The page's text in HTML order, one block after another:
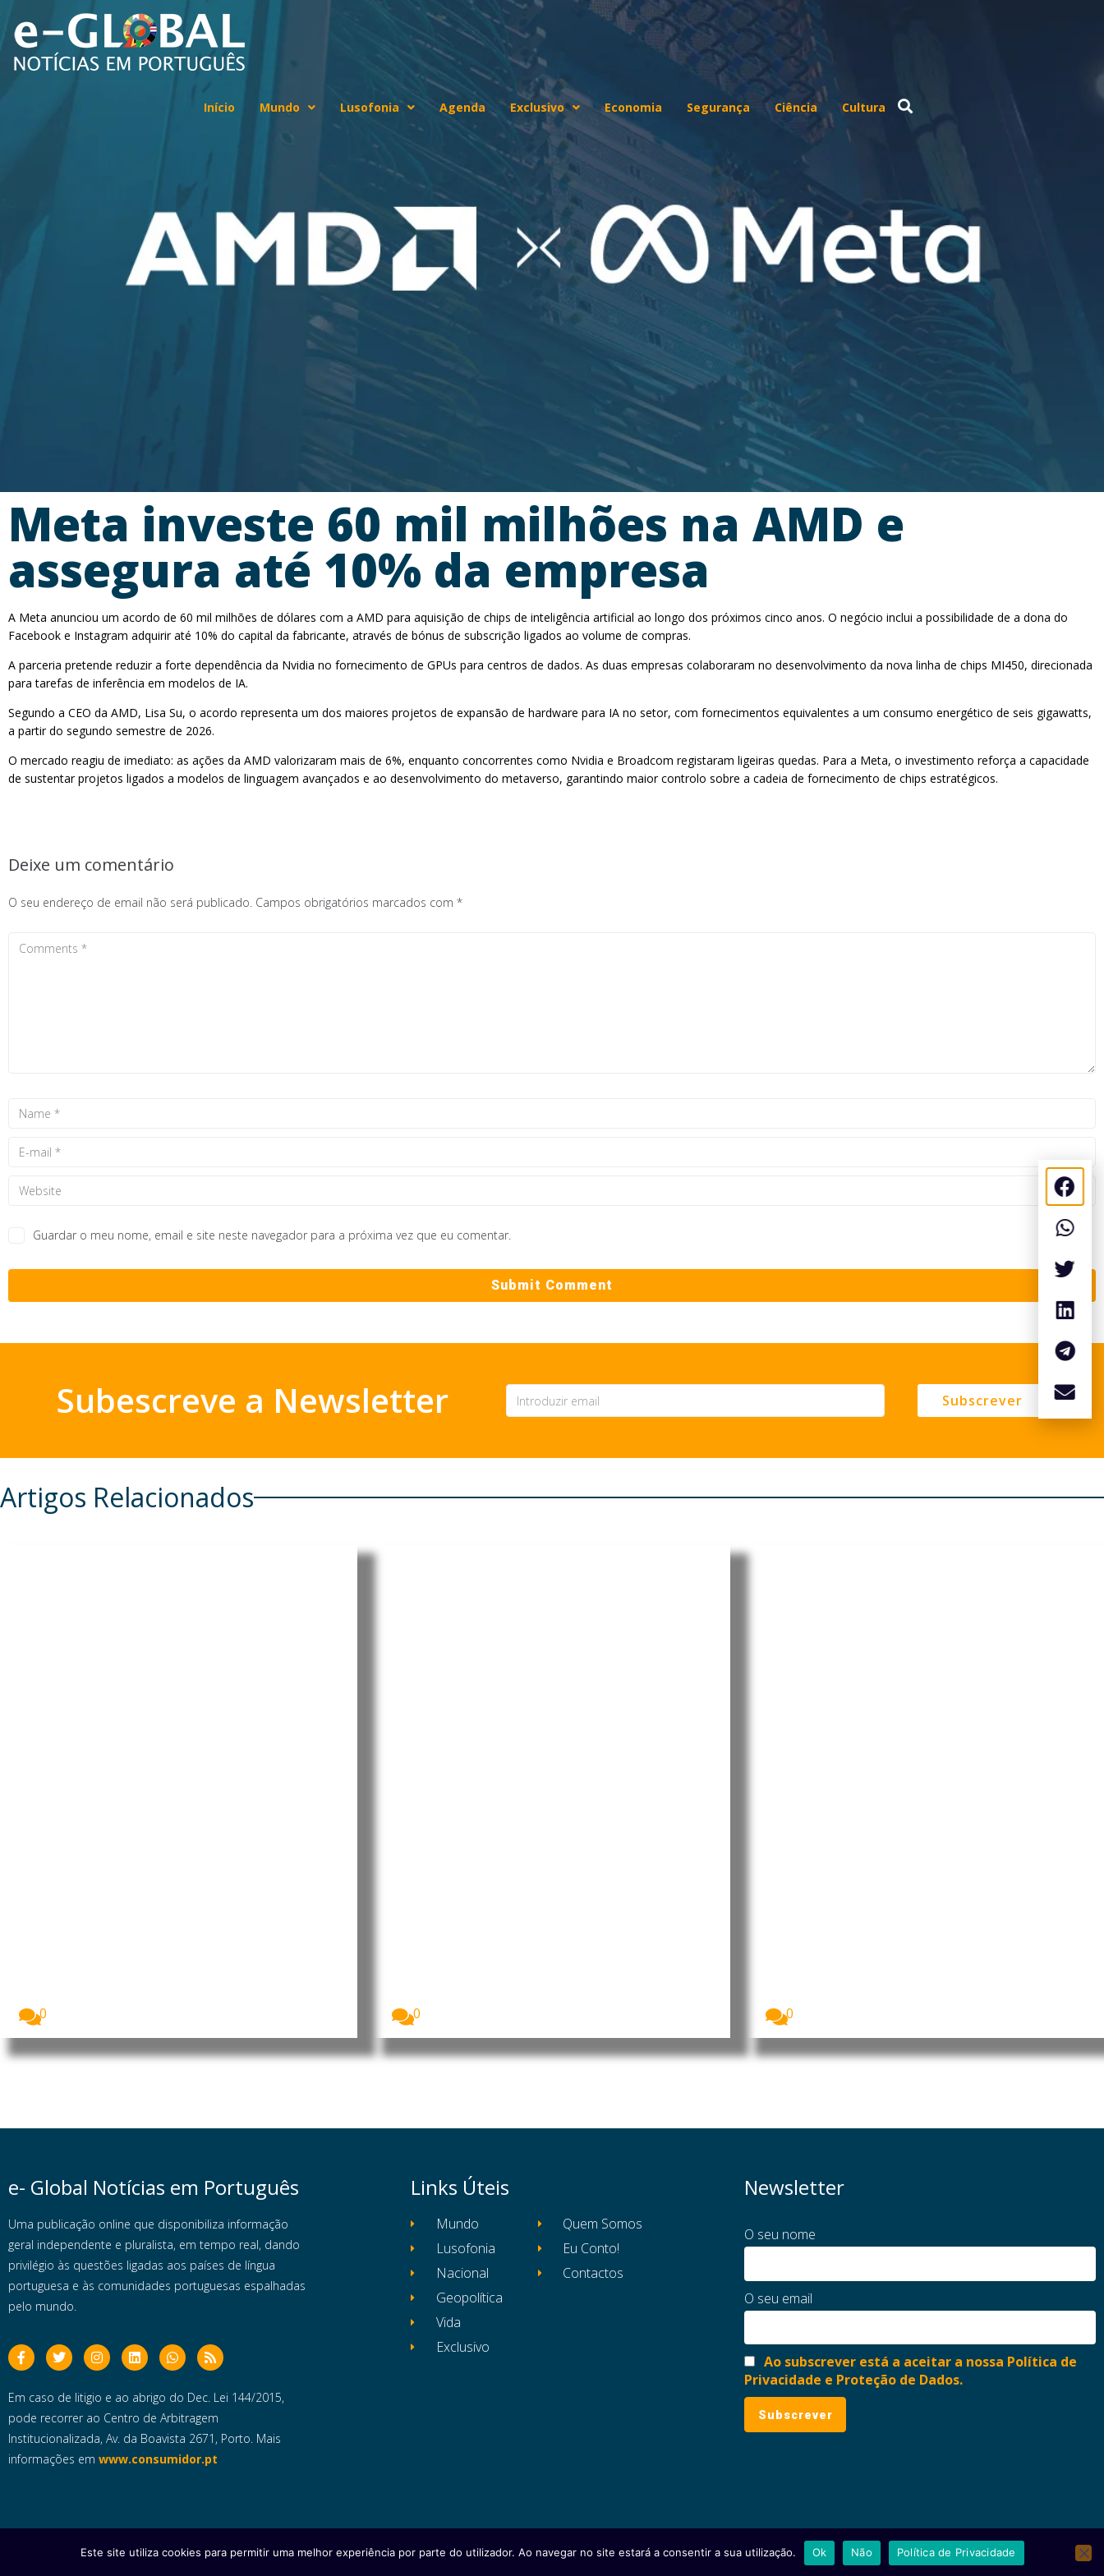
Início Mundo Lusofonia Agenda Exclusivo Economia Segurança Ciência Cultura
Meta investe 60 mil milhões na AMD e
assegura até 10% da empresa
A Meta anunciou um acordo de 60 mil milhões de dólares com a AMD para aquisição de chips de inteligência artificial ao longo dos próximos cinco anos. O negócio inclui a possibilidade de a dona do
Facebook e Instagram adquirir até 10% do capital da fabricante, através de bónus de subscrição ligados ao volume de compras.
A parceria pretende reduzir a forte dependência da Nvidia no fornecimento de GPUs para centros de dados. As duas empresas colaboraram no desenvolvimento da nova linha de chips MI450, direcionada
para tarefas de inferência em modelos de IA.
Segundo a CEO da AMD, Lisa Su, o acordo representa um dos maiores projetos de expansão de hardware para IA no setor, com fornecimentos equivalentes a um consumo energético de seis gigawatts,
a partir do segundo semestre de 2026.
O mercado reagiu de imediato: as ações da AMD valorizaram mais de 6%, enquanto concorrentes como Nvidia e Broadcom registaram ligeiras quedas. Para a Meta, o investimento reforça a capacidade
de sustentar projetos ligados a modelos de linguagem avançados e ao desenvolvimento do metaverso, garantindo maior controlo sobre a cadeia de fornecimento de chips estratégicos.
Deixe um comentário
O seu endereço de email não será publicado. Campos obrigatórios marcados com *
Guardar o meu nome, email e site neste navegador para a próxima vez que eu comentar.
Subescreve a Newsletter Subscrever
Artigos Relacionados
0
0
0
e- Global Notícias em Português
Uma publicação online que disponibiliza informação
geral independente e pluralista, em tempo real, dando
privilégio às questões ligadas aos países de língua
portuguesa e às comunidades portuguesas espalhadas
pelo mundo.
Em caso de litigio e ao abrigo do Dec. Lei 144/2015,
pode recorrer ao Centro de Arbitragem
Institucionalizada, Av. da Boavista 2671, Porto. Mais
informações em www.consumidor.pt
Links Úteis
Mundo
Lusofonia
Nacional
Geopolítica
Vida
Exclusivo
Quem Somos
Eu Conto!
Contactos
Newsletter
O seu nome
O seu email
Ao subscrever está a aceitar a nossa Política de
Privacidade e Proteção de Dados.
Copyright © 2025 e- Global Notícias em Português | Todos os direitos reservados Ficha Técnica Estatuto Editorial Política de Privacidade e Proteção de Dados
Este site utiliza cookies para permitir uma melhor experiência por parte do utilizador. Ao navegar no site estará a consentir a sua utilização. Ok Não Política de Privacidade